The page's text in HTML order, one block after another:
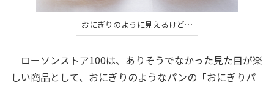
おにぎりのように見えるけど…
ローソンストア100は、ありそうでなかった見た目が楽
しい商品として、おにぎりのようなパンの「おにぎりパ